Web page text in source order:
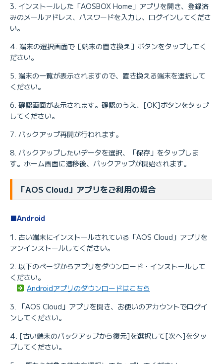
インストールした「AOSBOX Home」アプリを開き、登録済
みのメールアドレス、パスワードを入力し、ログインしてくださ
い。
端末の選択画面で［端末の置き換え］ボタンをタップしてく
ださい。
端末の一覧が表示されますので、置き換える端末を選択して
ください。
確認画面が表示されます。確認のうえ、[OK]ボタンをタップ
してください。
バックアップ再開が行われます。
バックアップしたいデータを選択、「保存」をタップしま
す。ホーム画面に遷移後、バックアップが開始されます。
「AOS Cloud」アプリをご利用の場合
■Android
古い端末にインストールされている「AOS Cloud」アプリを
アンインストールしてください。
以下のページからアプリをダウンロード・インストールして
ください。
Androidアプリのダウンロードはこちら
「AOS Cloud」アプリを開き、お使いのアカウントでログイ
ンしてください。
[古い端末のバックアップから復元]を選択して[次へ]をタッ
プしてください。